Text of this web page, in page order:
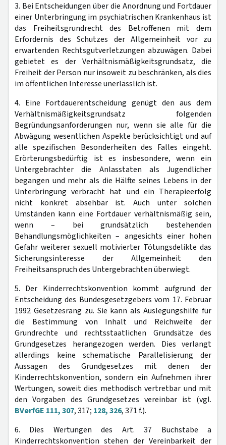
3. Bei Entscheidungen über die Anordnung und Fortdauer
einer Unterbringung im psychiatrischen Krankenhaus ist
das Freiheitsgrundrecht des Betroffenen mit dem
Erfordernis des Schutzes der Allgemeinheit vor zu
erwartenden Rechtsgutverletzungen abzuwägen. Dabei
gebietet es der Verhältnismäßigkeitsgrundsatz, die
Freiheit der Person nur insoweit zu beschränken, als dies
im öffentlichen Interesse unerlässlich ist.
4. Eine Fortdauerentscheidung genügt den aus dem
Verhältnismäßigkeitsgrundsatz folgenden
Begründungsanforderungen nur, wenn sie alle für die
Abwägung wesentlichen Aspekte berücksichtigt und auf
alle spezifischen Besonderheiten des Falles eingeht.
Erörterungsbedürftig ist es insbesondere, wenn ein
Untergebrachter die Anlasstaten als Jugendlicher
begangen und mehr als die Hälfte seines Lebens in der
Unterbringung verbracht hat und ein Therapieerfolg
nicht konkret absehbar ist. Auch unter solchen
Umständen kann eine Fortdauer verhältnismäßig sein,
wenn – bei grundsätzlich bestehenden
Behandlungsmöglichkeiten – angesichts einer hohen
Gefahr weiterer sexuell motivierter Tötungsdelikte das
Sicherungsinteresse der Allgemeinheit den
Freiheitsanspruch des Untergebrachten überwiegt.
5. Der Kinderrechtskonvention kommt aufgrund der
Entscheidung des Bundesgesetzgebers vom 17. Februar
1992 Gesetzesrang zu. Sie kann als Auslegungshilfe für
die Bestimmung von Inhalt und Reichweite der
Grundrechte und rechtsstaatlichen Grundsätze des
Grundgesetzes herangezogen werden. Dies verlangt
allerdings keine schematische Parallelisierung der
Aussagen des Grundgesetzes mit denen der
Kinderrechtskonvention, sondern ein Aufnehmen ihrer
Wertungen, soweit dies methodisch vertretbar und mit
den Vorgaben des Grundgesetzes vereinbar ist (vgl.
BVerfGE 111, 307, 317; 128, 326, 371 f.).
6. Dies Wertungen des Art. 37 Buchstabe a
Kinderrechtskonvention stehen der Vereinbarkeit der